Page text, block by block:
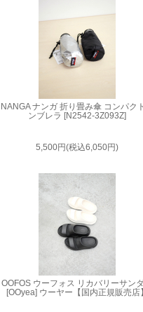
NANGA ナンガ 折り畳み傘 コンパク
ンブレラ [N2542-3Z093Z]
5,500円(税込6,050円)
OOFOS ウーフォス リカバリーサン
[OOyea] ウーヤー【国内正規販売店】